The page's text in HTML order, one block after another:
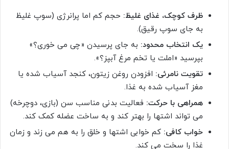
ظرف کوچک، غذای غلیظ: حجم کم اما پرانرژی (سوپ غلیظ
به جای سوپ رقیق).
یک انتخاب محدود: به جای پرسیدن «چی می خوری؟»
بپرسید «املت یا تخم مرغ آبپز؟».
تقویت نامرئی: افزودن روغن زیتون، کنجد آسیاب شده یا
مغز آسیاب شده به غذا.
همراهی با حرکت: فعالیت بدنی مناسب سن (بازی، دوچرخه)
می تواند اشتها را بهتر کند و به ساخت عضله کمک کند.
خواب کافی: کم خوابی اشتها و خلق را به هم می زند و زمان
غذا را سخت می کند.